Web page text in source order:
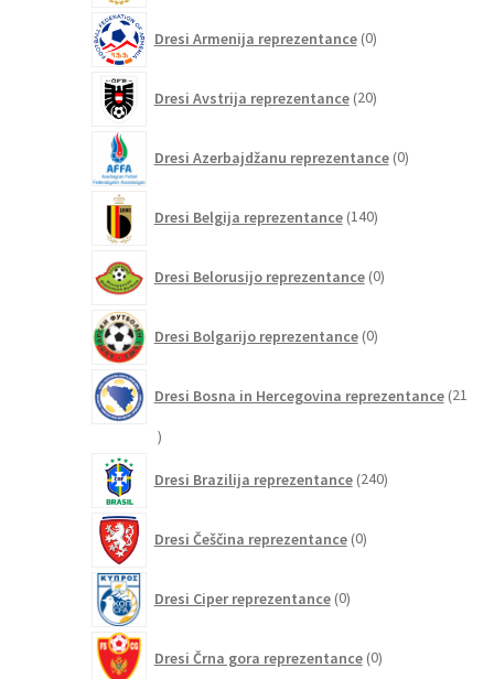
Dresi Armenija reprezentance 0izdelkov
Dresi Avstrija reprezentance 20izdelkov
Dresi Azerbajdžanu reprezentance 0izdelkov
Dresi Belgija reprezentance 140izdelkov
Dresi Belorusijo reprezentance 0izdelkov
Dresi Bolgarijo reprezentance 0izdelkov
Dresi Bosna in Hercegovina reprezentance 21
21
Dresi Brazilija reprezentance 240izdelkov
Dresi Češčina reprezentance 0izdelkov
Dresi Ciper reprezentance 0izdelkov
Dresi Črna gora reprezentance 0izdelkov